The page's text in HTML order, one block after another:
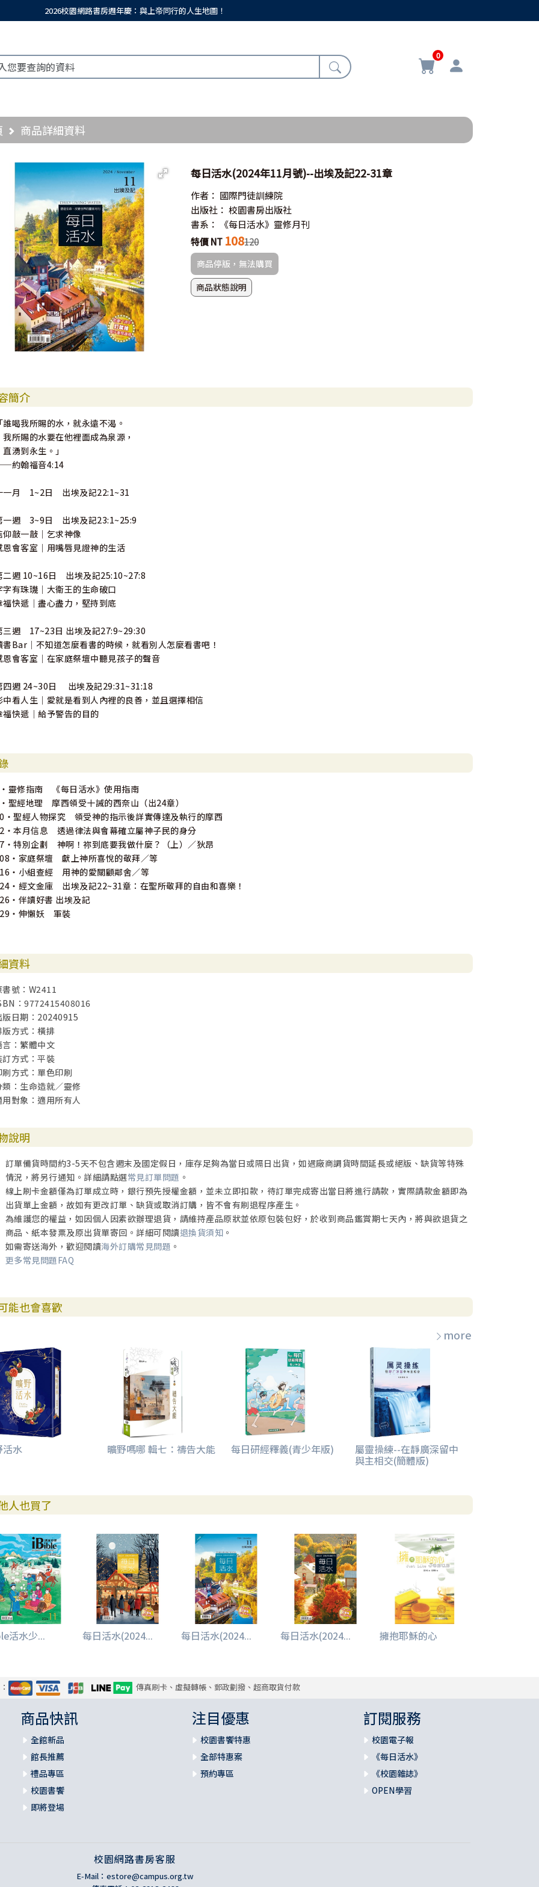
2026校園網路書房週年慶：與上帝同行的人生地圖！
0
商品詳細資料
每日活水(2024年11月號)--出埃及記22-31章
作者： 國際門徒訓練院
出版社： 校園書房出版社
書系：
《每日活水》靈修月刊
特價 NT 108120
商品停版，無法購買
商品狀態說明
簡介
誰喝我所賜的水，就永遠不渴。
所賜的水要在他裡面成為泉源，
湧到永生。」
約翰福音4:14
一月 1~2日 出埃及記22:1~31
一週 3~9日 出埃及記23:1~25:9
仰敲一敲｜乞求神像
恩會客室｜用嘴唇見證神的生活
二週 10~16日 出埃及記25:10~27:8
字有珠璣｜大衛王的生命破口
福快遞｜盡心盡力，堅持到底
三週 17~23日 出埃及記27:9~29:30
書Bar｜不知道怎麼看書的時候，就看別人怎麼看書吧！
恩會客室｜在家庭祭壇中聽見孩子的聲音
四週 24~30日 出埃及記29:31~31:18
中看人生｜愛就是看到人內裡的良善，並且選擇相信
福快遞｜給予警告的目的
靈修指南 《每日活水》使用指南
聖經地理 摩西領受十誡的西奈山（出24章）
・聖經人物探究 領受神的指示後詳實傳達及執行的摩西
本月信息 透過律法與會幕確立屬神子民的身分
・特別企劃 神啊！祢到底要我做什麼？（上）／狄昂
・家庭祭壇 獻上神所喜悅的敬拜／等
・小組查經 用神的愛關顧鄰舍／等
・經文金庫 出埃及記22~31章：在聖所敬拜的自由和喜樂！
・伴讀好書 出埃及記
伸懶妖 軍裝
資料
書號：W2411
：9772415408016
版日期：20240915
版方式：橫排
言：繁體中文
訂方式：平裝
刷方式：單色印刷
類：生命造就／靈修
用對象：適用所有人
說明
訂單備貨時間約3-5天不包含週末及國定假日，庫存足夠為當日或隔日出貨，如遇廠商調貨時間延長或絕版、缺貨等特殊
情況，將另行通知。詳細請點選常見訂單問題 。
線上刷卡金額僅為訂單成立時，銀行預先授權金額，並未立即扣款，待訂單完成寄出當日將進行請款，實際請款金額即為
出貨單上金額，故如有更改訂單、缺貨或取消訂購，皆不會有刷退程序產生。
為維護您的權益，如因個人因素欲辦理退貨，請維持產品原狀並依原包裝包好，於收到商品鑑賞期七天內，將與欲退貨之
商品、紙本發票及原出貨單寄回。詳細可閱讀退換貨須知 。
如需寄送海外，歡迎閱讀海外訂購常見問題 。
更多常見問題FAQ
能也會喜歡
more
活水 曠野嗎哪 輯七：禱告大能 每日研經釋義(青少年版) 屬靈操練--在靜廣深留中
與主相交(簡體版)
人也買了
活水少... 每日活水(2024... 每日活水(2024... 每日活水(2024... 擁抱耶穌的心
傳真刷卡、虛擬轉帳、郵政劃撥、超商取貨付款
商品快訊
全館新品
館長推薦
禮品專區
校園書饗
即將登場
注目優惠
校園書饗特惠
全部特惠案
預約專區
訂閱服務
校園電子報
《每日活水》
《校園雜誌》
OPEN學習
校園網路書房客服
E-Mail： estore@campus.org.tw